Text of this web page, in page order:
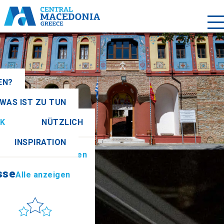
IST ZU TUN
NÜTZLICH
Alle anzeigen
to get there
INSPIRATION
Alle anzeigen